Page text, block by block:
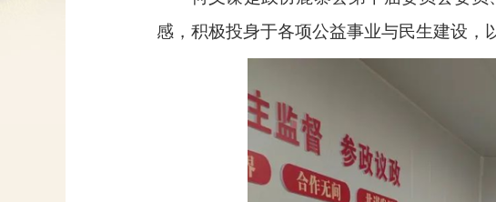
感，积极投身于各项公益事业与民生建设，